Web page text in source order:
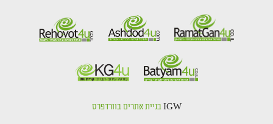
IGW בניית אתרים בוורדפרס